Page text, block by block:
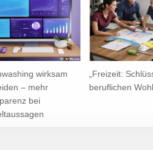
wirksam
– mehr
bei
„Freizeit:
beruflichen